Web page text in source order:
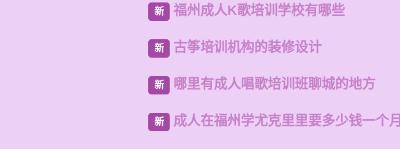
新 福州成人K歌培训学校有哪些
新 古筝培训机构的装修设计
新 哪里有成人唱歌培训班聊城的地方
新 成人在福州学尤克里里要多少钱一个月